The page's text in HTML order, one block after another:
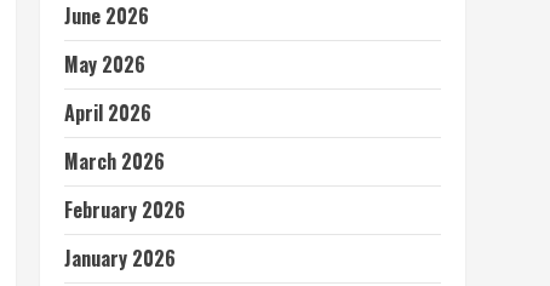
June 2026
May 2026
April 2026
March 2026
February 2026
January 2026